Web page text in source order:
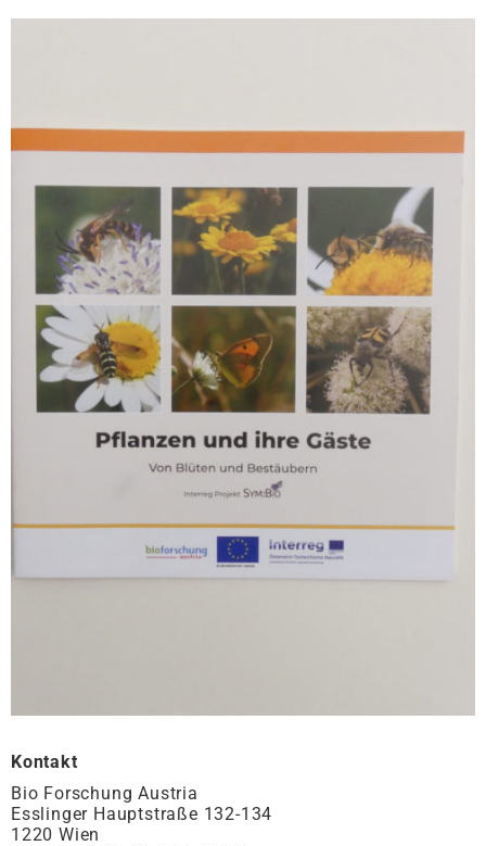
Kontakt
Bio Forschung Austria
Esslinger Hauptstraße 132-134
1220 Wien